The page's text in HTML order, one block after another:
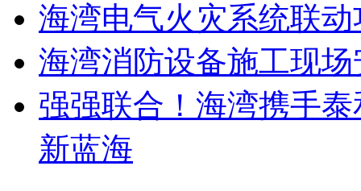
海湾电气火灾系统联
海湾消防设备施工现
强强联合！海湾携手
新蓝海